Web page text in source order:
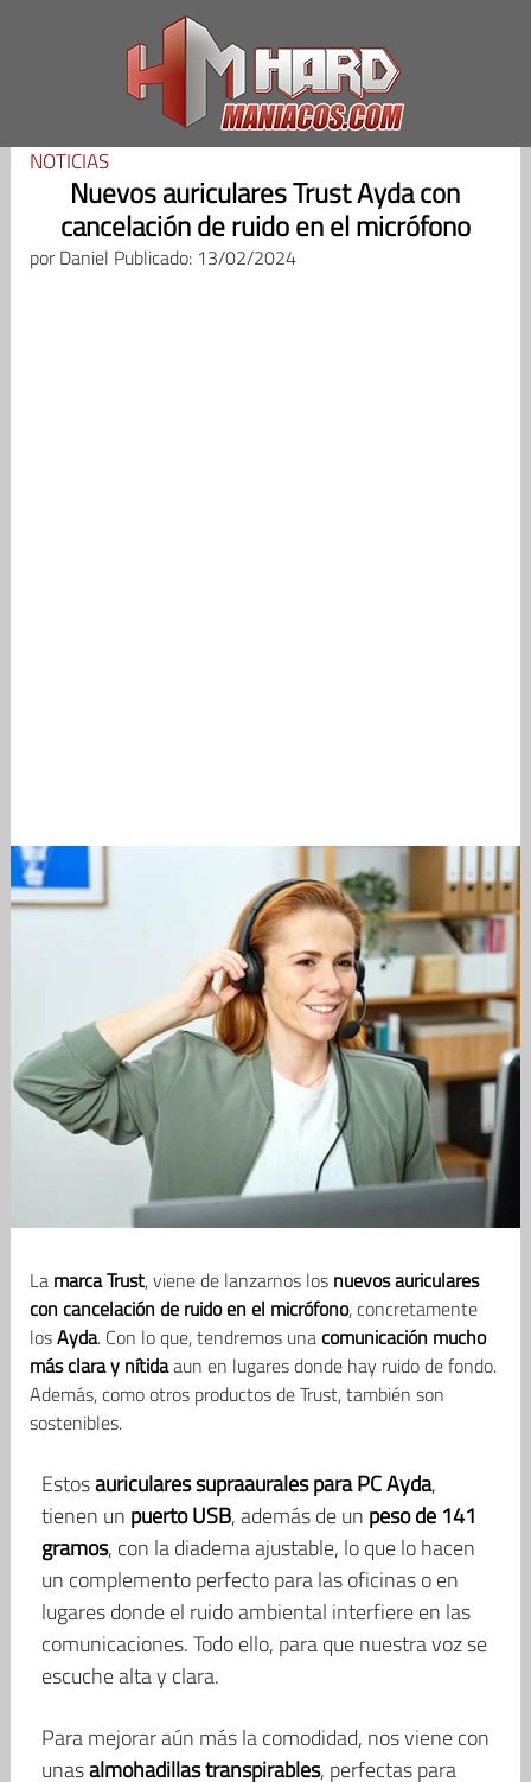
NOTICIAS
Nuevos auriculares Trust Ayda con
cancelación de ruido en el micrófono
porDaniel Publicado: 13/02/2024
La marca Trust, viene de lanzarnos los nuevos auriculares
con cancelación de ruido en el micrófono, concretamente
losAyda. Con lo que, tendremos unacomunicación mucho
más clara y nítidaaun en lugares donde hay ruido de fondo.
Además, como otros productos de Trust, también son
sostenibles.
Estosauriculares supraaurales para PC Ayda,
tienen un puerto USB, además de un peso de 141
gramos, con la diadema ajustable, lo que lo hacen
un complemento perfecto para las oficinas o en
lugares donde el ruido ambiental interfiere en las
comunicaciones. Todo ello, para que nuestra voz se
escuche alta y clara.
Para mejorar aún más la comodidad, nos viene con
unasalmohadillas transpirables, perfectas para